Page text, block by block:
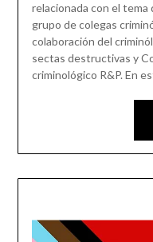
relacionada con el tema
grupo de colegas
colaboración del
sectas destructivas y
criminológico R&P. En